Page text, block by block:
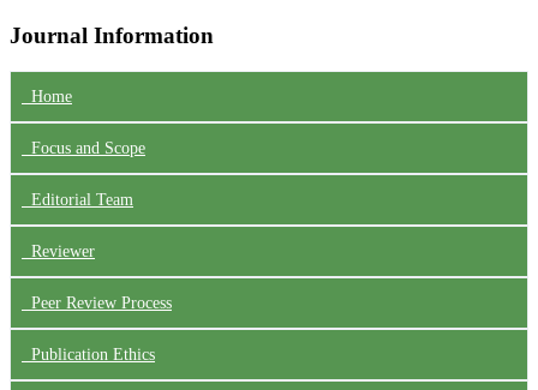
Journal Information
Home
Focus and Scope
Editorial Team
Reviewer
Peer Review Process
Publication Ethics